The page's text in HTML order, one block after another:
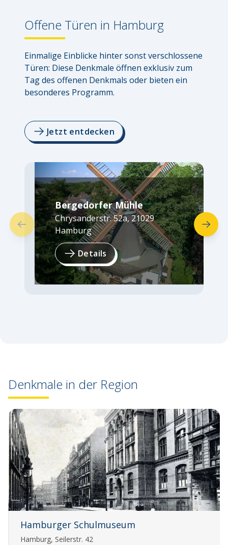
Offene Türen in Hamburg
Einmalige Einblicke hinter sonst verschlossene
Türen: Diese Denkmale öffnen exklusiv zum
Tag des offenen Denkmals oder bieten ein
besonderes Programm.
Jetzt entdecken
Bergedorfer Mühle
Chrysanderstr. 52a,21029
Hamburg
Details
Denkmale in der Region
Hamburger Schulmuseum
Hamburg, Seilerstr. 42